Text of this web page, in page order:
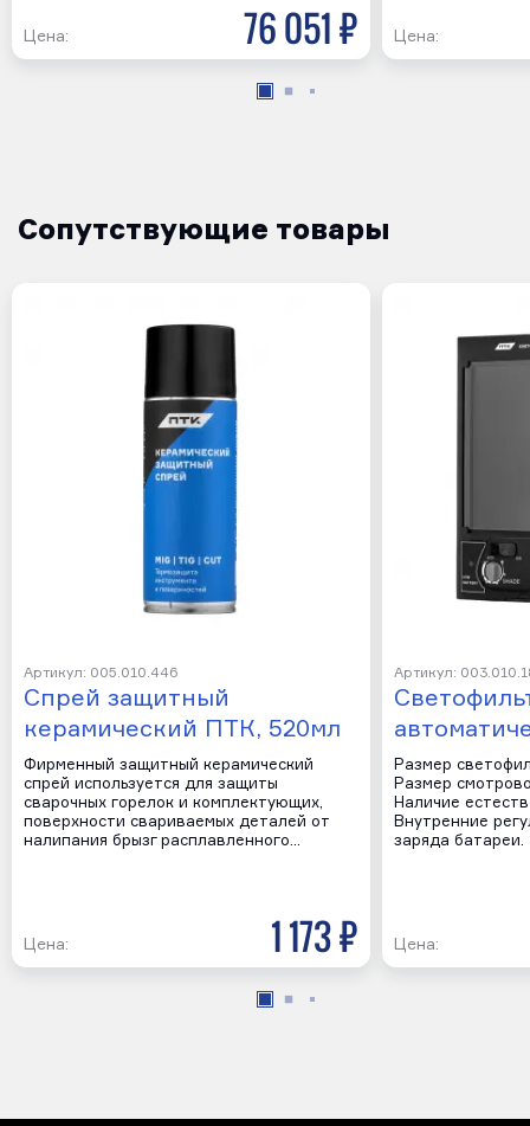
Цена: 76 051 р Цена:
Сопутствующие товары
Артикул: 005.010.446
Спрей защитный
керамический ПТК, 520мл
Фирменный защитный керамический
спрей используется для защиты
сварочных горелок и комплектующих,
поверхности свариваемых деталей от
налипания брызг расплавленного…
Цена: 1 173 р
Артикул:
Размер
Размер
Наличие
Внутренние
заряда батареи.
Цена: